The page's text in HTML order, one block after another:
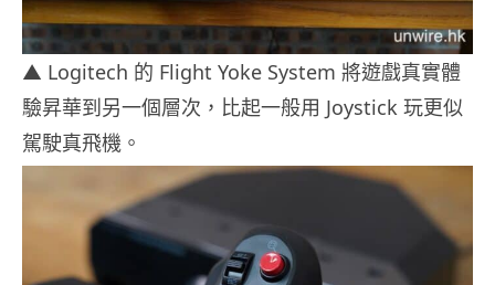
▲ Logitech 的 Flight Yoke System 將遊戲真實體
驗昇華到另一個層次，比起一般用 Joystick 玩更似
駕駛真飛機。